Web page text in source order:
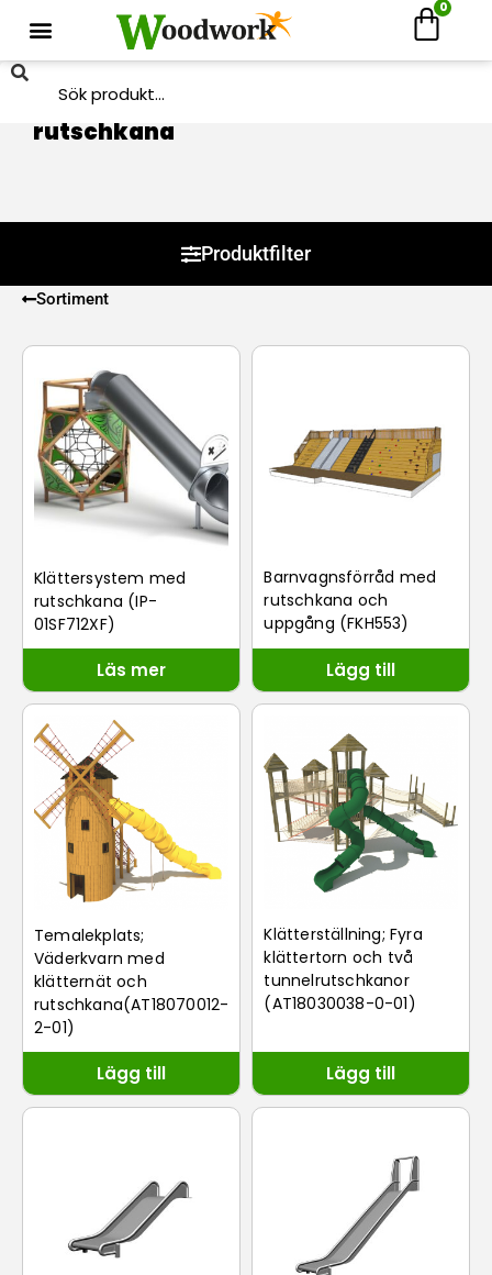
0
Hem/Produkter/ Produkter märkta ”rutschkana”
rutschkana
Produktfilter
Sortiment
Klättersystem med
rutschkana (IP-
01SF712XF)
Läs mer
Barnvagnsförråd med
rutschkana och
uppgång (FKH553)
Lägg till
Temalekplats;
Väderkvarn med
klätternät och
rutschkana(AT18070012-
2-01)
Lägg till
Klätterställning; Fyra
klättertorn och två
tunnelrutschkanor
(AT18030038-0-01)
Lägg till